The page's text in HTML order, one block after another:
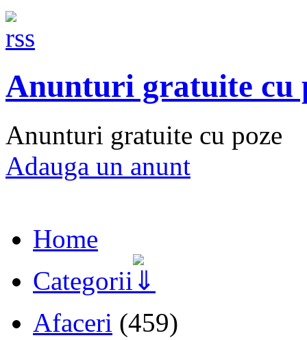
Anunturi gratuite cu
Anunturi gratuite cu poze
Adauga un anunt
Home
Categorii
Afaceri (459)